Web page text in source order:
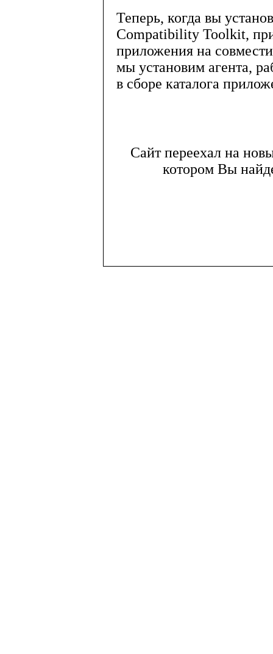
Теперь, когда вы
Compatibility Toolkit,
приложения на
мы установим агента,
в сборе каталога
Сайт переехал на
котором Вы